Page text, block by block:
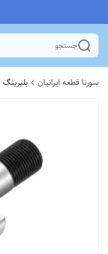
جستجو
سورنا قطعه ایرانیان بلبرینگ